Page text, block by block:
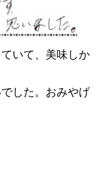
いて、美味しか
した。おみやげ